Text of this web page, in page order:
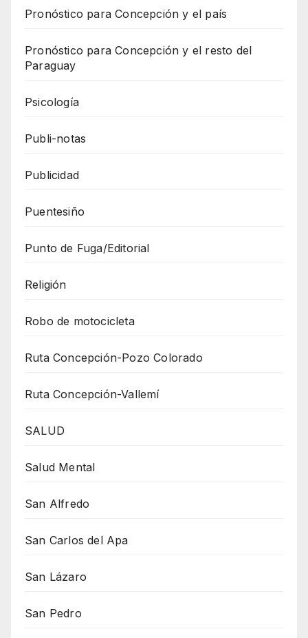
Pronóstico para Concepción y el país
Pronóstico para Concepción y el resto del
Paraguay
Psicología
Publi-notas
Publicidad
Puentesiño
Punto de Fuga/Editorial
Religión
Robo de motocicleta
Ruta Concepción-Pozo Colorado
Ruta Concepción-Vallemí
SALUD
Salud Mental
San Alfredo
San Carlos del Apa
San Lázaro
San Pedro